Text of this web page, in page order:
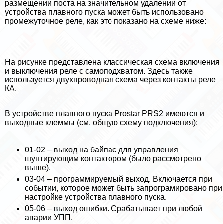
размещении поста на значительном удалении от
устройства плавного пуска может быть использовано
промежуточное реле, как это показано на схеме ниже:
На рисунке представлена классическая схема включения
и выключения реле с самоподхватом. Здесь также
используется двухпроводная схема через контакты реле
КА.
В устройстве плавного пуска Prostar PRS2 имеются и
выходные клеммы (см. общую схему подключения):
01-02 – выход на байпас для управления
шунтирующим контактором (было рассмотрено
выше).
03-04 – программируемый выход. Включается при
событии, которое может быть запрограмировано при
настройке устройства плавного пуска.
05-06 – выход ошибки. Сpaбатывает при любой
аварии УПП.